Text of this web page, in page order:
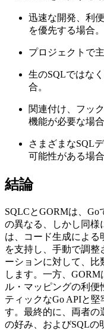
迅速な開発、利
を優先する場合。
プロジェクトで
生のSQLではな
合。
関連付け、フッ
機能が必要な場合
さまざまなSQL
可能性がある場合
結論
SQLCとGORMは、
の異なる、しかし同様
は、コード生成による
を支持し、手動で調
ーションに対して、
します。一方、
ル・マッピングの利
ティックなGo APIと
す。最終的に、両者の
の好み、およびSQLの